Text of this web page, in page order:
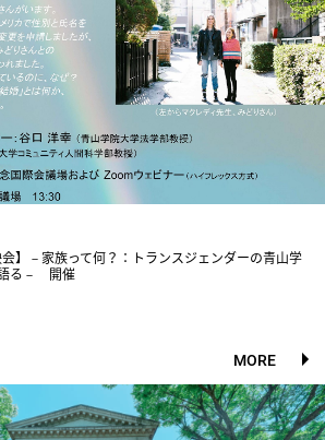
】－家族って何？：トランスジェンダーの青山学
る－ 開催
MORE